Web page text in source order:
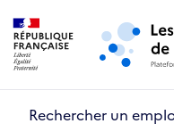
Aller au menu principal
Rechercher un